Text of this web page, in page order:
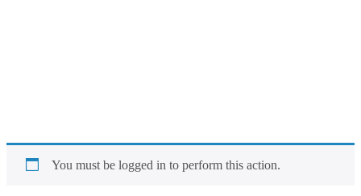
You must be logged in to perform this action.